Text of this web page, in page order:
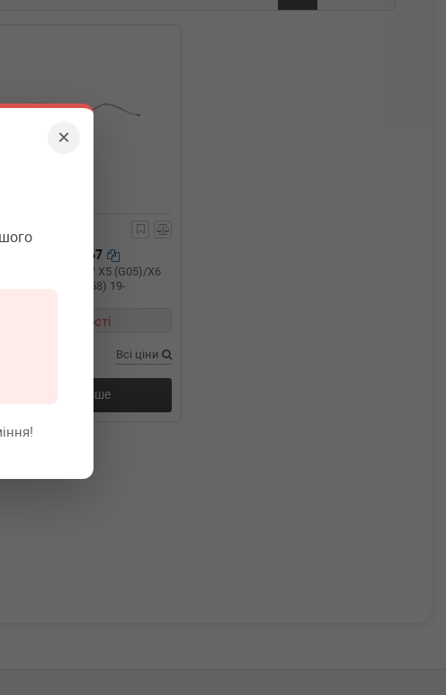
×
16127439967
паливна BMW X5 (G05)/X6
X7 (G07) 3.0i (B58) 19-
Немає в наявності
Всі ціни
Докладніше